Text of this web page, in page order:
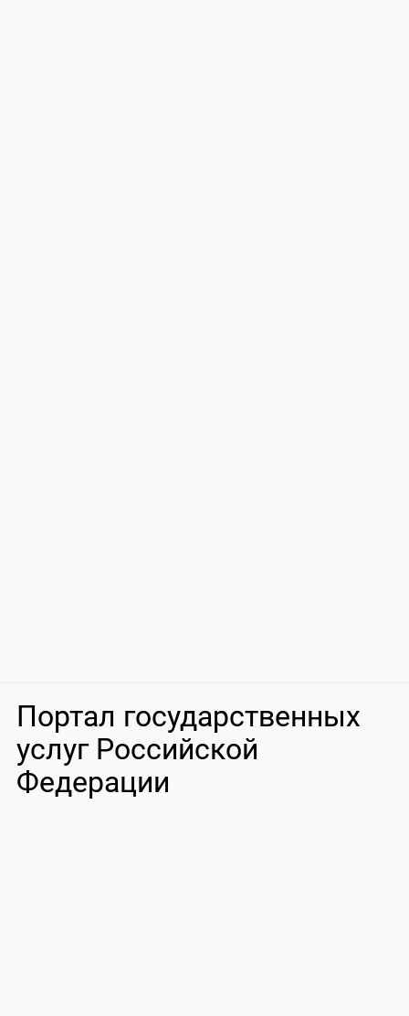
Портал государственных
услуг Российской
Федерации